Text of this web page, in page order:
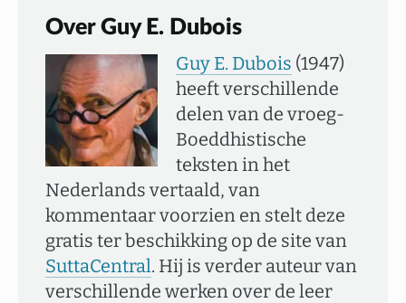
Over Guy E. Dubois
Guy E. Dubois (1947)
heeft verschillende
delen van de vroeg-
Boeddhistische
teksten in het
Nederlands vertaald, van
kommentaar voorzien en stelt deze
gratis ter beschikking op de site van
SuttaCentral. Hij is verder auteur van
verschillende werken over de leer